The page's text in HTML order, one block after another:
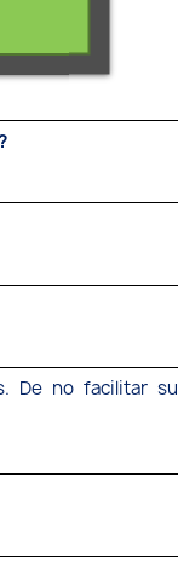
De no facilitar